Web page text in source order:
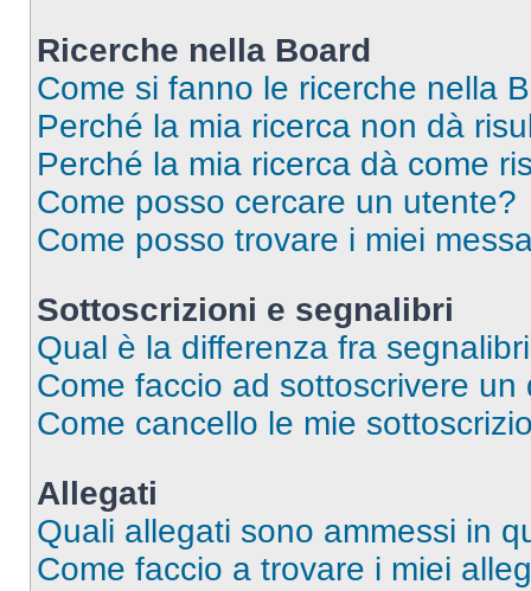
Ricerche nella Board
Come si fanno le ricerche nella
Perché la mia ricerca non dà
Perché la mia ricerca dà come
Come posso cercare un utente?
Come posso trovare i miei
Sottoscrizioni e segnalibri
Qual è la differenza fra
Come faccio ad sottoscrivere
Come cancello le mie
Allegati
Quali allegati sono ammessi in
Come faccio a trovare i miei